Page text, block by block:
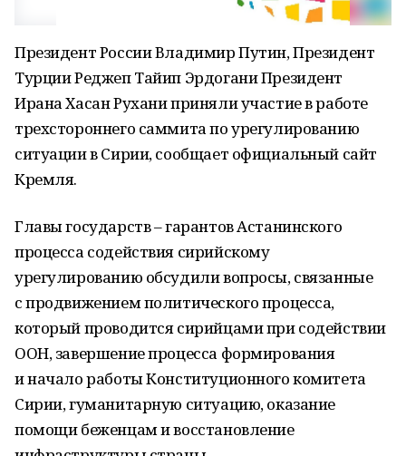
Президент России Владимир Путин, Президент
Турции Реджеп Тайип Эрдогани Президент
Ирана Хасан Рухани приняли участие в работе
трехстороннего саммита по урегулированию
ситуации в Сирии, сообщает официальный сайт
Кремля.
Главы государств – гарантов Астанинского
процесса содействия сирийскому
урегулированию обсудили вопросы, связанные
с продвижением политического процесса,
который проводится сирийцами при содействии
ООН, завершение процесса формирования
и начало работы Конституционного комитета
Сирии, гуманитарную ситуацию, оказание
помощи беженцам и восстановление